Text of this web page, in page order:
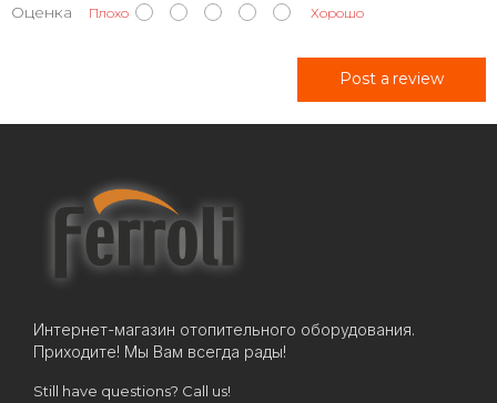
Оценка Плохо Хорошо
Post a review
Интернет-магазин отопительного оборудования.
Приходите! Мы Вам всегда рады!
Still have questions? Call us!